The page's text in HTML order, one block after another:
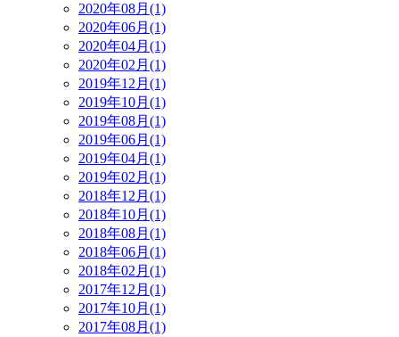
2020年08月(1)
2020年06月(1)
2020年04月(1)
2020年02月(1)
2019年12月(1)
2019年10月(1)
2019年08月(1)
2019年06月(1)
2019年04月(1)
2019年02月(1)
2018年12月(1)
2018年10月(1)
2018年08月(1)
2018年06月(1)
2018年02月(1)
2017年12月(1)
2017年10月(1)
2017年08月(1)